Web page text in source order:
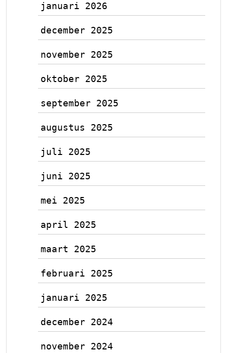
januari 2026
december 2025
november 2025
oktober 2025
september 2025
augustus 2025
juli 2025
juni 2025
mei 2025
april 2025
maart 2025
februari 2025
januari 2025
december 2024
november 2024